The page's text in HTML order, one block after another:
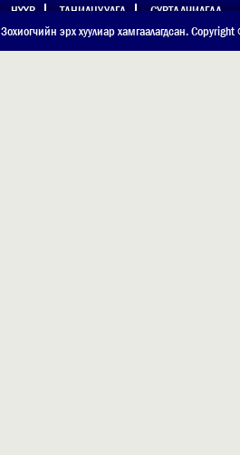
НҮҮР ТАНИЛЦУУЛГА СУРТАЛЧИЛГАА
ХОЛБОО БАРИХ
Зохиогчийн эрх хуулиар хамгаалагдсан.